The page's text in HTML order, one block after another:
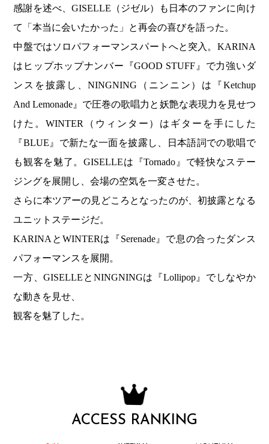
感謝を述べ、GISELLE（ジゼル）も日本のファンに向け
て「本当に会いたかった」と再会の喜びを語った。
中盤ではソロパフォーマンスパートへと突入。KARINA
はヒップホップナンバー『GOOD STUFF』で力強いダ
ンスを披露し、NINGNING（ニンニン）は『Ketchup
And Lemonade』で圧巻の歌唱力と妖艶な表現力を見せつ
けた。WINTER（ウィンター）はギターを手にした
『BLUE』で新たな一面を披露し、日本語詞での歌唱で
も観客を魅了。GISELLEは『Tornado』で軽快なステー
ジングを展開し、会場の空気を一変させた。
さらに本ツアーの見どころとなったのが、初披露となる
ユニットステージだ。
KARINAとWINTERは『Serenade』で息の合ったダンス
パフォーマンスを展開。
一方、GISELLEとNINGNINGは『Lollipop』でしなやか
な動きを見せ、
観客を魅了した。
ACCESS RANKING